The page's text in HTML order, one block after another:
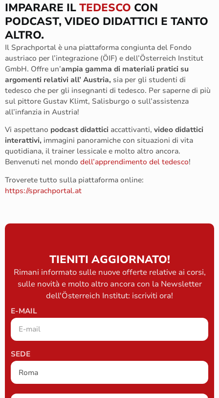
IMPARARE IL TEDESCO CON
PODCAST, VIDEO DIDATTICI E TANTO
ALTRO.
Il Sprachportal è una piattaforma congiunta del Fondo
austriaco per l’integrazione (ÖIF) e dell’Österreich Institut
GmbH. Offre un’ampia gamma di materiali pratici su
argomenti relativi all’ Austria, sia per gli studenti di
tedesco che per gli insegnanti di tedesco. Per saperne di più
sul pittore Gustav Klimt, Salisburgo o sull’assistenza
all’infanzia in Austria!
Vi aspettano podcast didattici accattivanti, video didattici
interattivi, immagini panoramiche con situazioni di vita
quotidiana, il trainer lessicale e molto altro ancora.
Benvenuti nel mondo dell’apprendimento del tedesco!
Troverete tutto sulla piattaforma online:
https://sprachportal.at
TIENITI AGGIORNATO!
Rimani informato sulle nuove offerte relative ai corsi,
sulle novità e molto altro ancora con la Newsletter
dell'Österreich Institut: iscriviti ora!
E-MAIL
SEDE